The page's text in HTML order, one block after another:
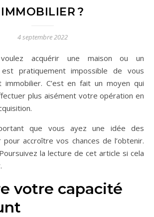
IMMOBILIER ?
4 septembre 2022
pratiquement impossible de vous
immobilier. C’est en fait un moyen qui
plus aisément votre opération en
que vous ayez une idée des
accroître vos chances de l’obtenir.
la lecture de cet article si cela
votre capacité